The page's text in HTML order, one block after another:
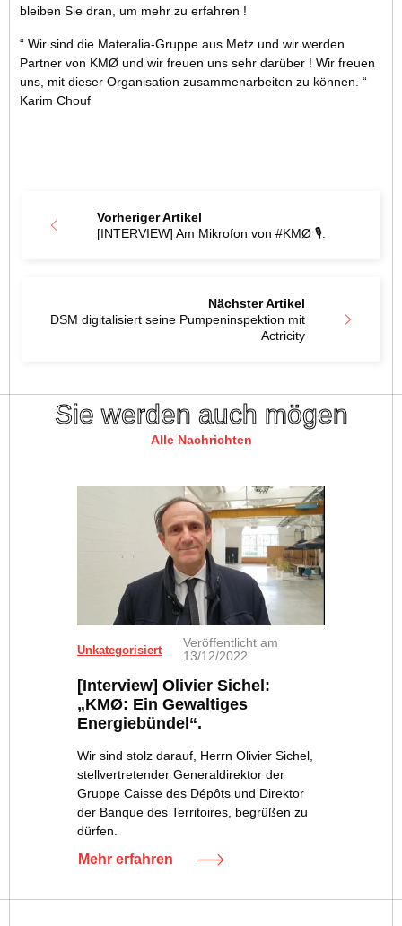
bleiben Sie dran, um mehr zu erfahren !
“ Wir sind die Materalia-Gruppe aus Metz und wir werden
Partner von KMØ und wir freuen uns sehr darüber ! Wir freuen
uns, mit dieser Organisation zusammenarbeiten zu können. “
Karim Chouf
Vorheriger Artikel
[INTERVIEW] Am Mikrofon von #KMØ 🎙️.
Nächster Artikel
DSM digitalisiert seine Pumpeninspektion mit
Actricity
Sie werden auch mögen
Alle Nachrichten
Unkategorisiert
Veröffentlicht am
13/12/2022
[Interview] Olivier Sichel:
„KMØ: Ein Gewaltiges
Energiebündel“.
Wir sind stolz darauf, Herrn Olivier Sichel,
stellvertretender Generaldirektor der
Gruppe Caisse des Dépôts und Direktor
der Banque des Territoires, begrüßen zu
dürfen.
Mehr erfahren